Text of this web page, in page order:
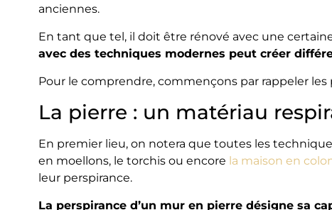
anciennes.
En tant que tel, il doit être rénové avec une
avec des techniques modernes peut créer
Pour le comprendre, commençons par rappeler
La pierre : un matériau
En premier lieu, on notera que toutes les
en moellons, le torchis ou encore la maison en
leur perspirance.
La perspirance d’un mur en pierre désigne sa